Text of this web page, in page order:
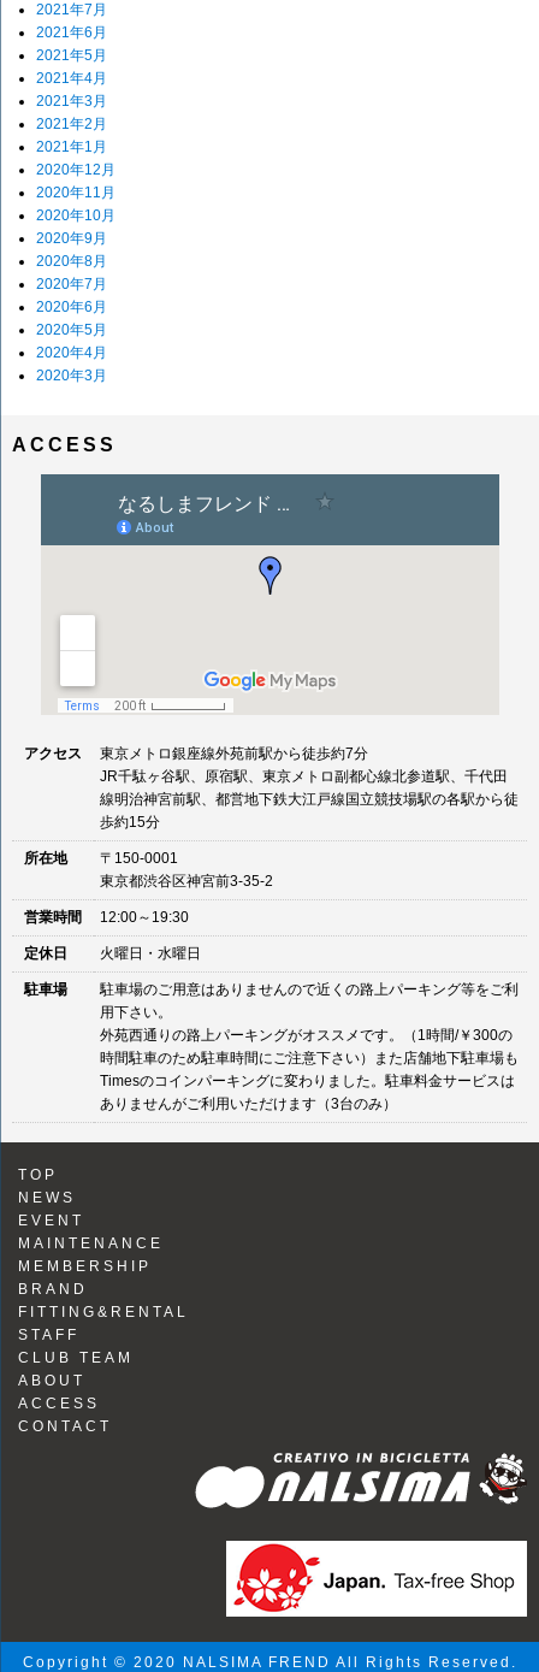
2021年7月
2021年6月
2021年5月
2021年4月
2021年3月
2021年2月
2021年1月
2020年12月
2020年11月
2020年10月
2020年9月
2020年8月
2020年7月
2020年6月
2020年5月
2020年4月
2020年3月
ACCESS
アクセス
東京メトロ銀座線外苑前駅から徒歩約7分
JR千駄ヶ谷駅、原宿駅、東京メトロ副都心線北参道駅、千代田
線明治神宮前駅、都営地下鉄大江戸線国立競技場駅の各駅から徒
歩約15分
所在地
〒150-0001
東京都渋谷区神宮前3-35-2
営業時間 12:00～19:30
定休日 火曜日・水曜日
駐車場
駐車場のご用意はありませんので近くの路上パーキング等をご利
用下さい。
外苑西通りの路上パーキングがオススメです。（1時間/￥300の
時間駐車のため駐車時間にご注意下さい）また店舗地下駐車場も
Timesのコインパーキングに変わりました。駐車料金サービスは
ありませんがご利用いただけます（3台のみ）
TOP
NEWS
EVENT
MAINTENANCE
MEMBERSHIP
BRAND
FITTING&RENTAL
STAFF
CLUB TEAM
ABOUT
ACCESS
CONTACT
Copyright © 2020 NALSIMA FREND All Rights Reserved.